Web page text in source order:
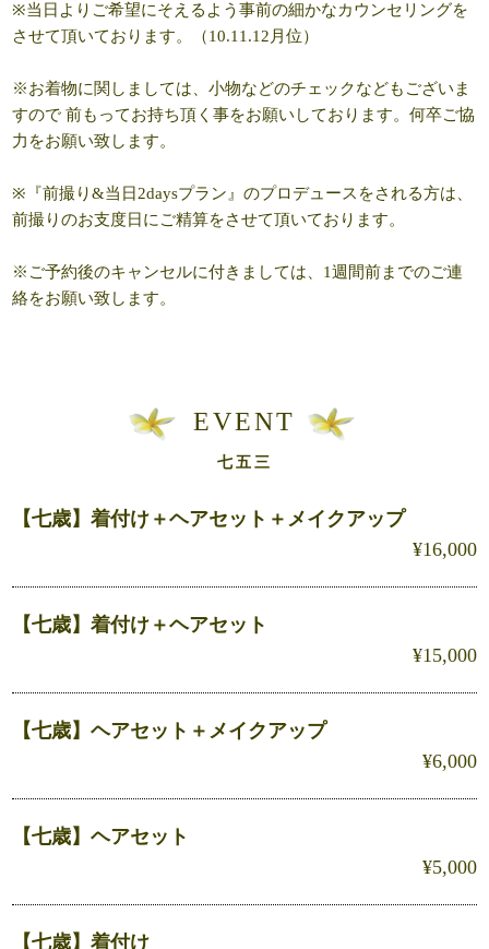
※当日よりご希望にそえるよう事前の細かなカウンセリングを
させて頂いております。（10.11.12月位）
※お着物に関しましては、小物などのチェックなどもございま
すので 前もってお持ち頂く事をお願いしております。何卒ご協
力をお願い致します。
※『前撮り&当日2daysプラン』のプロデュースをされる方は、
前撮りのお支度日にご精算をさせて頂いております。
※ご予約後のキャンセルに付きましては、1週間前までのご連
絡をお願い致します。
EVENT
七五三
【七歳】着付け＋ヘアセット＋メイクアップ
¥16,000
【七歳】着付け＋ヘアセット
¥15,000
【七歳】ヘアセット＋メイクアップ
¥6,000
【七歳】ヘアセット
¥5,000
【七歳】着付け